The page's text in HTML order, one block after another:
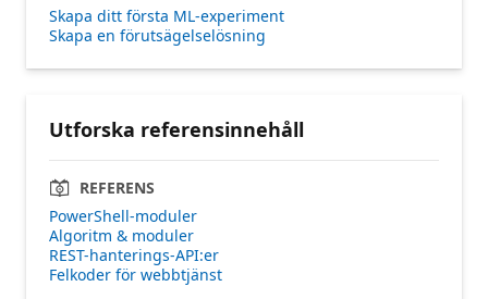
Skapa ditt första ML-experiment
Skapa en förutsägelselösning
Utforska referensinnehåll
REFERENS
PowerShell-moduler
Algoritm & moduler
REST-hanterings-API:er
Felkoder för webbtjänst